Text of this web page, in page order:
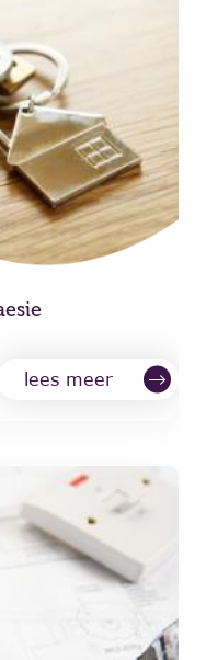
lees meer